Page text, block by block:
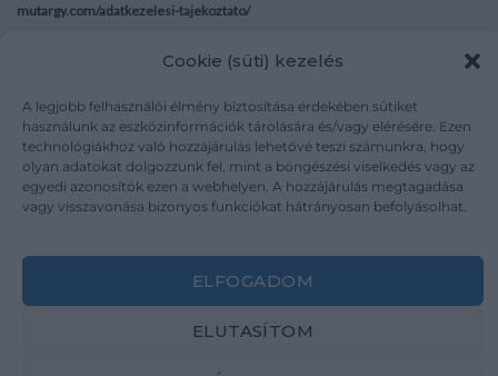
Cookie (süti) kezelés
A legjobb felhasználói élmény biztosítása érdekében sütiket
használunk az eszközinformációk tárolására és/vagy elérésére. Ezen
technológiákhoz való hozzájárulás lehetővé teszi számunkra, hogy
olyan adatokat dolgozzunk fel, mint a böngészési viselkedés vagy az
egyedi azonosítók ezen a webhelyen. A hozzájárulás megtagadása
vagy visszavonása bizonyos funkciókat hátrányosan befolyásolhat.
ELFOGADOM
ELUTASÍTOM
mutargy.com/adatkezelesi-tajekoztato/
Karrier
Kapcsolat
Áraink
Adatvédelem
Impresszum